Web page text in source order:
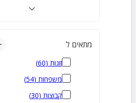
2
)
רמות נפתלי
שזור(
2
)
כורזים(
1
)
מתאים ל
זוגות (
60
)
משפחות (
54
)
קבוצות (
30
)